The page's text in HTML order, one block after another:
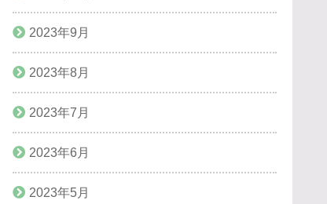
2023年9月
2023年8月
2023年7月
2023年6月
2023年5月